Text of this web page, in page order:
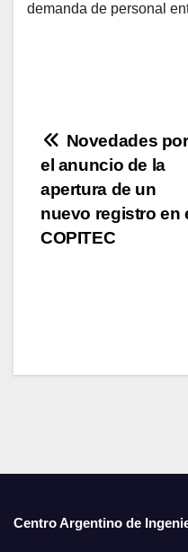
demanda de personal
Novedades por
el anuncio de la
apertura de un
nuevo registro en
COPITEC
Centro Argentino de